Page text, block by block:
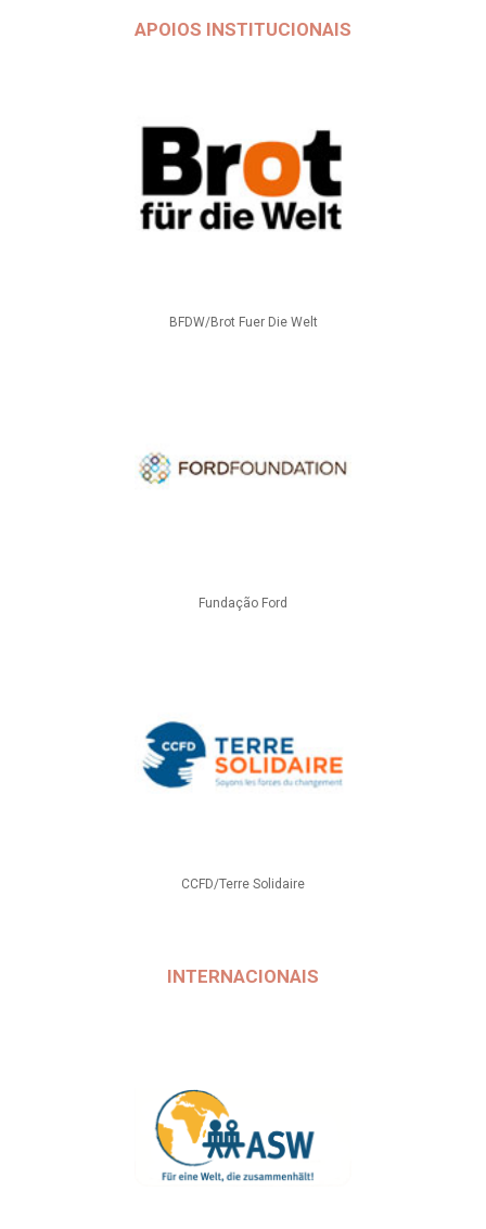
APOIOS INSTITUCIONAIS
BFDW/Brot Fuer Die Welt
Fundação Ford
CCFD/Terre Solidaire
INTERNACIONAIS